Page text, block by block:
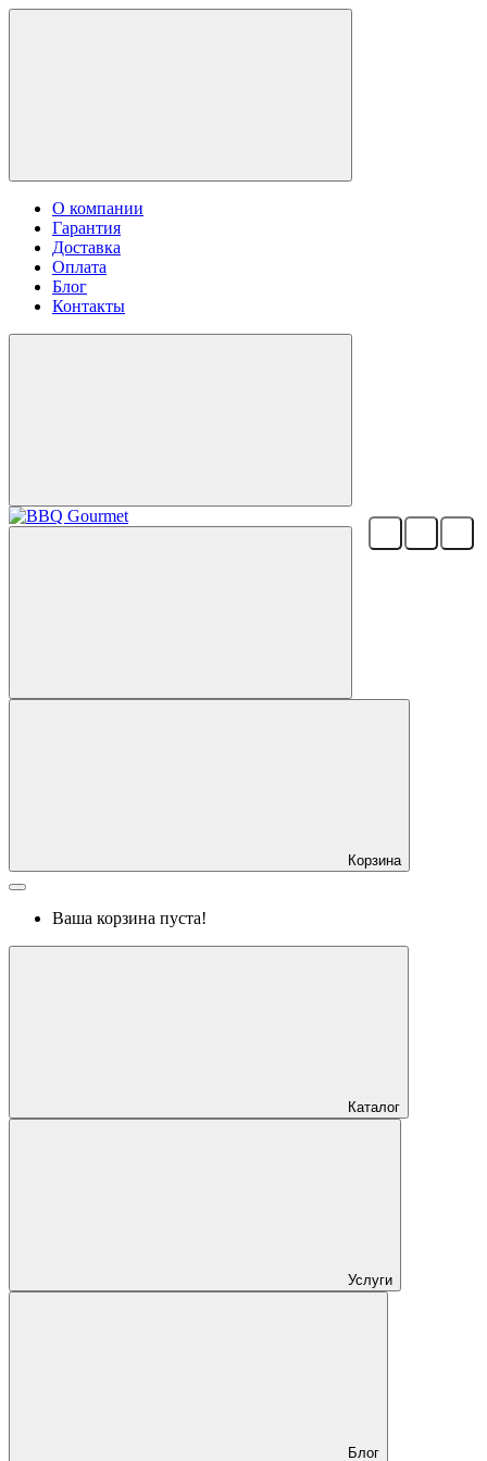
О компании
Гарантия
Доставка
Оплата
Блог
Контакты
Корзина
Ваша корзина пуста!
Каталог
Услуги
Блог